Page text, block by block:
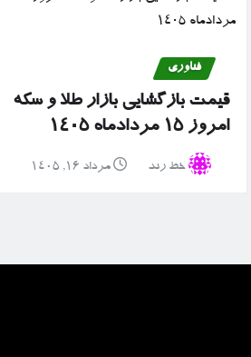
فناوری
قیمت بازگشایی بازار طلا و سکه
امروز ۱۵ مردادماه ۱۴۰۵
خط رند مرداد ۱۶, ۱۴۰۵